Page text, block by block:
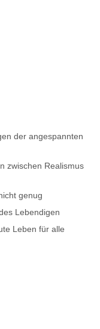
der angespannten
zwischen Realismus
genug
Lebendigen
Leben für alle